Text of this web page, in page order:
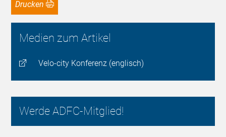
Drucken
Medien zum Artikel
Velo-city Konferenz (englisch)
Werde ADFC-Mitglied!